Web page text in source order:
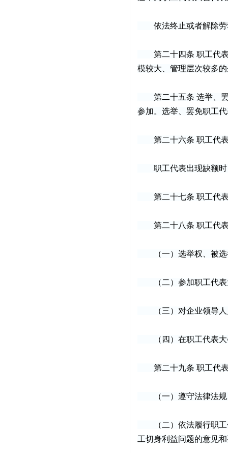
依法终止或者解除劳
第二十四条 职工代表
模较大、管理层次较多
第二十五条 选举、罢
参加。选举、罢免职工
第二十六条 职工代表
职工代表出现缺额时
第二十七条 职工代表
第二十八条 职工代表
（一）选举权、被选
（二）参加职工代表
（三）对企业领导人
（四）在职工代表大
第二十九条 职工代表
（一）遵守法律法规
（二）依法履行职工
工切身利益问题的意见